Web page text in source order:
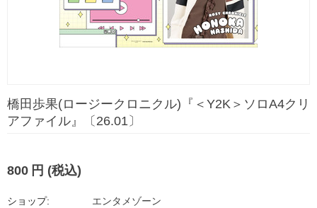
橋田歩果(ロージークロニクル)『＜Y2K＞ソロA4クリ
アファイル』〔26.01〕
800 円 (税込)
ショップ: エンタメゾーン